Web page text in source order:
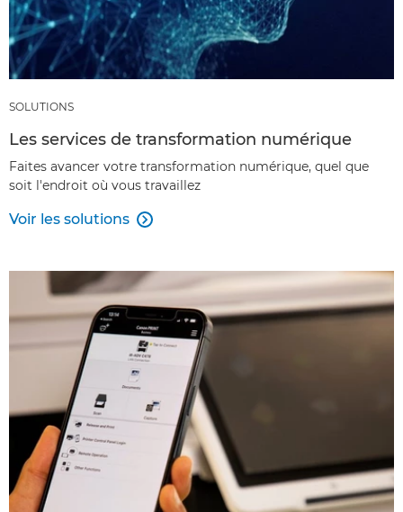
SOLUTIONS
Les services de transformation numérique
Faites avancer votre transformation numérique, quel que
soit l'endroit où vous travaillez
Voir les solutions 